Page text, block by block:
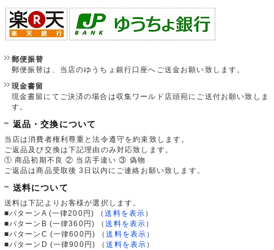
郵便振替
郵便振替は、当店のゆうちょ銀行口座へご送金お願い致します。
現金書留
現金書留にてご決済の場合は収集ワールド店頭宛にご送付お願い致しま
す。
返品・交換について
当店は消費者権利尊重と法令遵守を約束致します。
ご返品及び交換は下記理由のみ対応致します。
① 商品初期不良 ② 当店手違い ③ 偽物
ご返品は商品受取後 3日以内にご連絡お願い致します。
送料について
送料は下記よりお客様が選択します。
■パターンA (一律200円)
（送料を表示 ）
■パターンB (一律360円)
（送料を表示 ）
■パターンC (一律600円)
（送料を表示 ）
■パターンD (一律900円)
（送料を表示 ）